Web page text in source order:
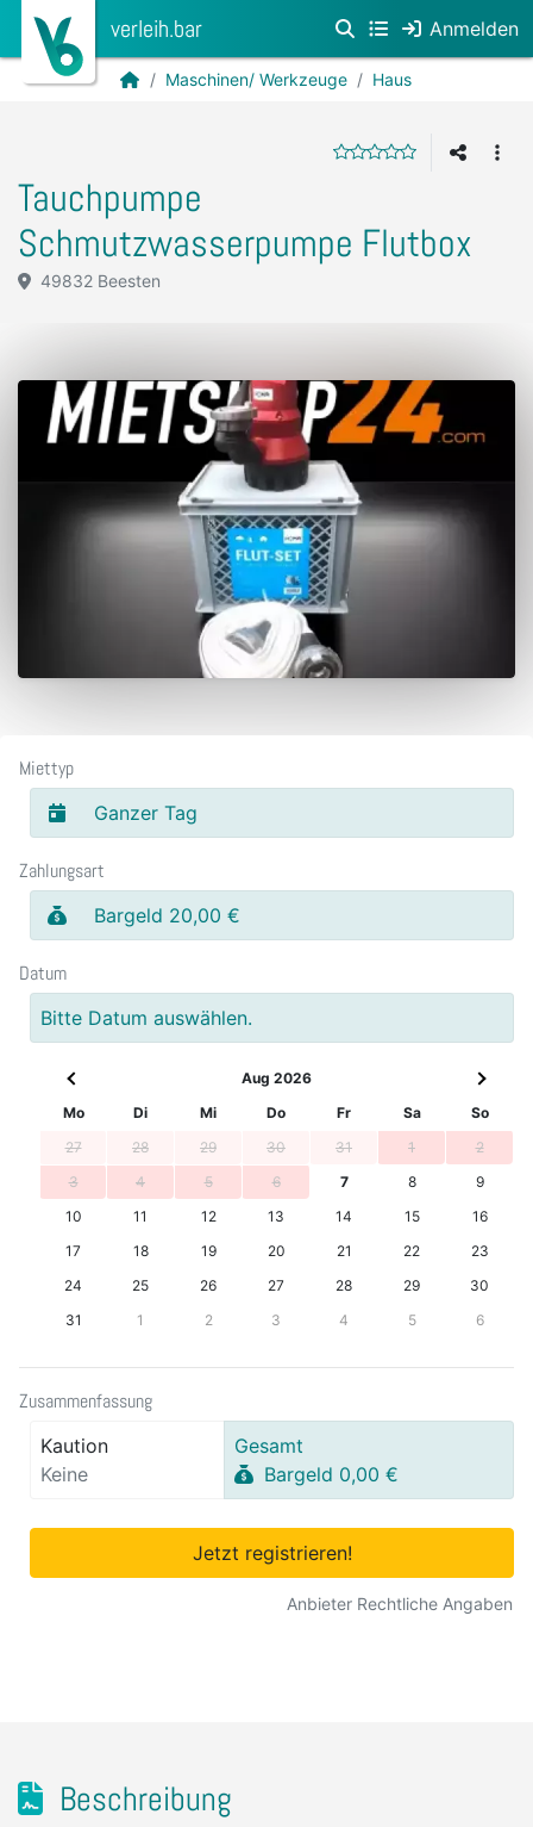
verleih.bar Anmelden
Maschinen/ Werkzeuge Haus
Tauchpumpe
Schmutzwasserpumpe Flutbox
49832 Beesten
Miettyp
Ganzer Tag
Zahlungsart
Bargeld 20,00 €
Datum
Bitte Datum auswählen.
Aug 2026
Mo
Di Mi Do Fr Sa
So
27
28 29 30 31 1
2
3
4 5 6 7 8
9
10
11 12 13 14 15
16
17
18 19 20 21 22
23
24
25 26 27 28 29
30
31
1 2 3 4 5 6
Zusammenfassung
Kaution
Keine
Gesamt
Bargeld 0,00 €
Jetzt registrieren!
Anbieter Rechtliche Angaben
Beschreibung